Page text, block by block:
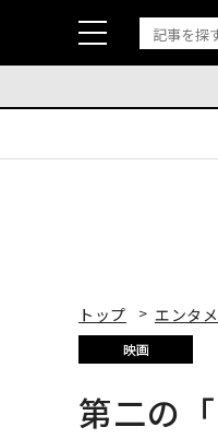
トップ エンタ
映画
第二の